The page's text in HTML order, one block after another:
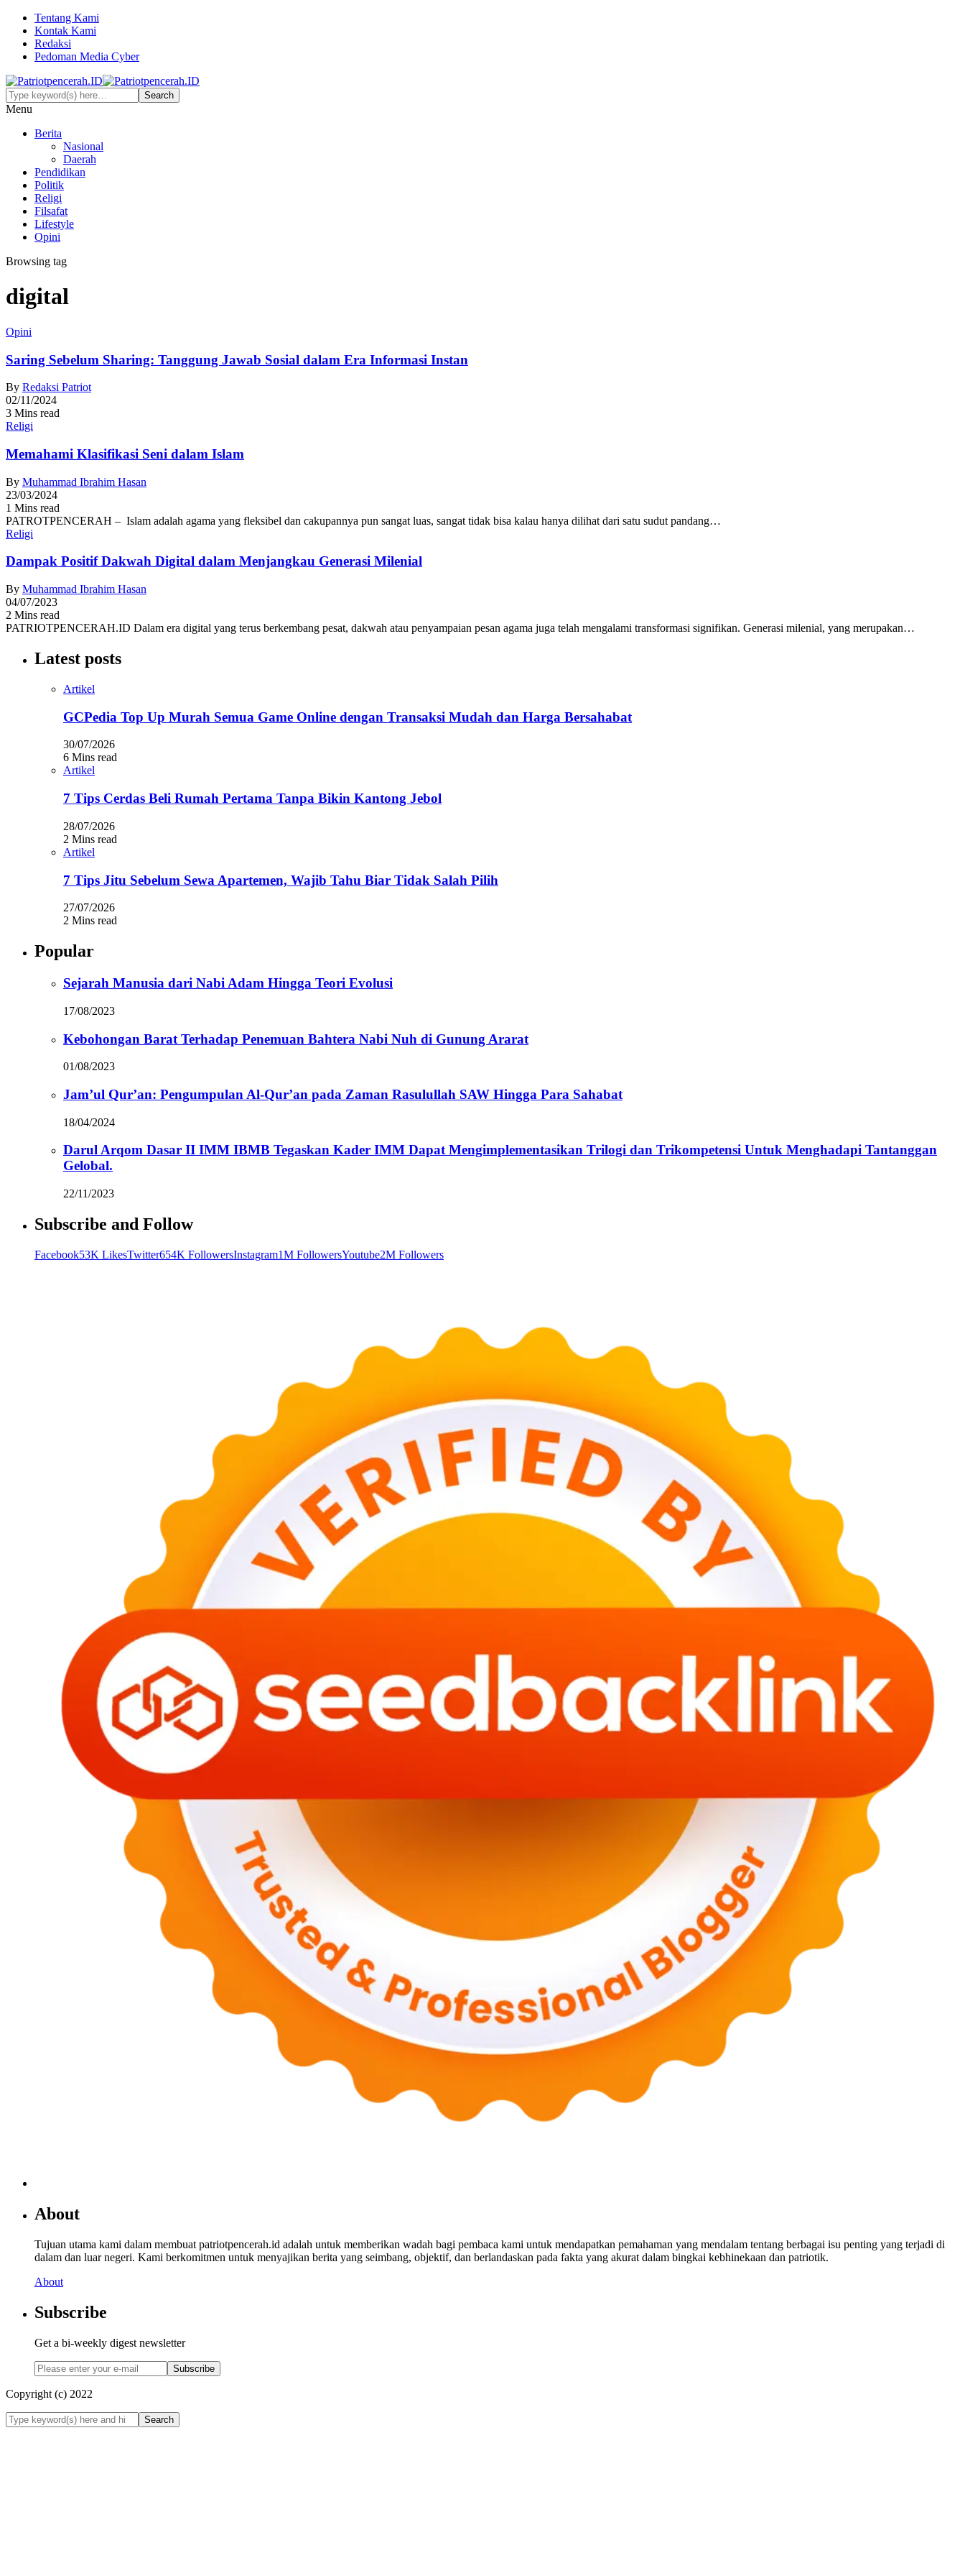
Tentang Kami
Kontak Kami
Redaksi
Pedoman Media Cyber
Menu
Berita
Nasional
Daerah
Pendidikan
Politik
Religi
Filsafat
Lifestyle
Opini
Browsing tag
digital
Opini
Saring Sebelum Sharing: Tanggung Jawab Sosial dalam Era Informasi Instan
By Redaksi Patriot
02/11/2024
3 Mins read
Religi
Memahami Klasifikasi Seni dalam Islam
By Muhammad Ibrahim Hasan
23/03/2024
1 Mins read
PATROTPENCERAH – Islam adalah agama yang fleksibel dan cakupannya pun sangat luas, sangat tidak bisa kalau hanya dilihat dari satu sudut pandang…
Religi
Dampak Positif Dakwah Digital dalam Menjangkau Generasi Milenial
By Muhammad Ibrahim Hasan
04/07/2023
2 Mins read
PATRIOTPENCERAH.ID Dalam era digital yang terus berkembang pesat, dakwah atau penyampaian pesan agama juga telah mengalami transformasi signifikan. Generasi milenial, yang merupakan…
Latest posts
Artikel
GCPedia Top Up Murah Semua Game Online dengan Transaksi Mudah dan Harga Bersahabat
30/07/2026
6 Mins read
Artikel
7 Tips Cerdas Beli Rumah Pertama Tanpa Bikin Kantong Jebol
28/07/2026
2 Mins read
Artikel
7 Tips Jitu Sebelum Sewa Apartemen, Wajib Tahu Biar Tidak Salah Pilih
27/07/2026
2 Mins read
Popular
Sejarah Manusia dari Nabi Adam Hingga Teori Evolusi
17/08/2023
Kebohongan Barat Terhadap Penemuan Bahtera Nabi Nuh di Gunung Ararat
01/08/2023
Jam’ul Qur’an: Pengumpulan Al-Qur’an pada Zaman Rasulullah SAW Hingga Para Sahabat
18/04/2024
Darul Arqom Dasar II IMM IBMB Tegaskan Kader IMM Dapat Mengimplementasikan Trilogi dan Trikompetensi Untuk Menghadapi Tantanggan
Gelobal.
22/11/2023
Subscribe and Follow
Facebook53K LikesTwitter654K FollowersInstagram1M FollowersYoutube2M Followers
About
Tujuan utama kami dalam membuat patriotpencerah.id adalah untuk memberikan wadah bagi pembaca kami untuk mendapatkan pemahaman yang mendalam tentang berbagai isu penting yang terjadi di
dalam dan luar negeri. Kami berkomitmen untuk menyajikan berita yang seimbang, objektif, dan berlandaskan pada fakta yang akurat dalam bingkai kebhinekaan dan patriotik.
About
Subscribe
Get a bi-weekly digest newsletter
Subscribe
Copyright (c) 2022